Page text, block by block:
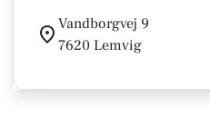
Vandborgvej 9
7620 Lemvig